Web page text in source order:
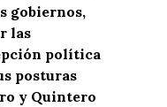
gobiernos,
las
política
posturas
y Quintero